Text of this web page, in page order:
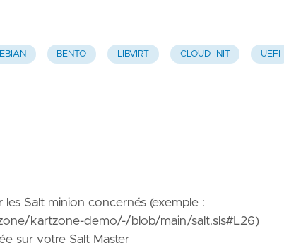
BENTO LIBVIRT CLOUD-INIT UEFI
Salt minion concernés (exemple :
kartzone-demo/-/blob/main/salt.sls#L26)
sur votre Salt Master